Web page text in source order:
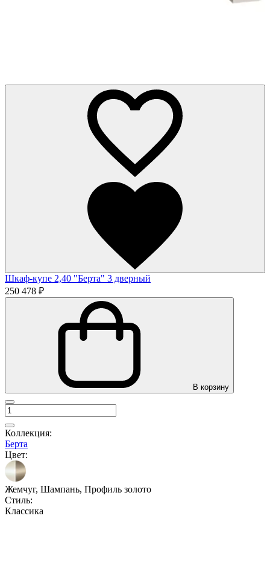
Шкаф-купе 2,40 "Берта" 3 дверный
250 478 ₽
В корзину
Коллекция:
Берта
Цвет:
Жемчуг, Шампань, Профиль золото
Стиль:
Классика